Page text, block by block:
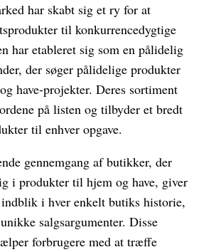
har skabt sig et ry for at
til konkurrencedygtige
har etableret sig som en pålidelig
der søger pålidelige produkter
have-projekter. Deres sortiment
på listen og tilbyder et bredt
til enhver opgave.
gennemgang af butikker, der
i produkter til hjem og have, giver
i hver enkelt butiks historie,
salgsargumenter. Disse
forbrugere med at træffe